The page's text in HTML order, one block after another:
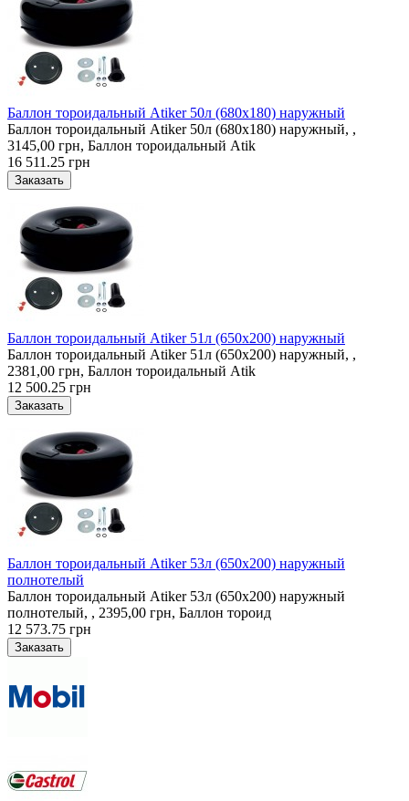
Баллон тороидальный Atiker 50л (680х180) наружный
Баллон тороидальный Atiker 50л (680х180) наружный, ,
3145,00 грн, Баллон тороидальный Atik
16 511.25 грн
Баллон тороидальный Atiker 51л (650х200) наружный
Баллон тороидальный Atiker 51л (650х200) наружный, ,
2381,00 грн, Баллон тороидальный Atik
12 500.25 грн
Баллон тороидальный Atiker 53л (650х200) наружный
полнотелый
Баллон тороидальный Atiker 53л (650х200) наружный
полнотелый, , 2395,00 грн, Баллон тороид
12 573.75 грн